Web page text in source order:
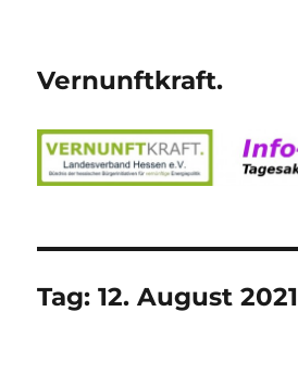
Vernunftkraft.
Tag:12. August 2021